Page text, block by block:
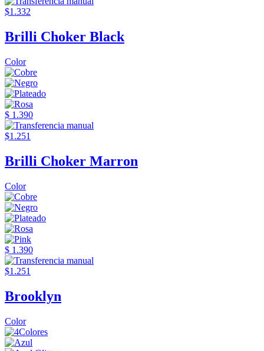
$1.332
Brilli Choker Black
Color
$ 1.390
$1.251
Brilli Choker Marron
Color
$ 1.390
$1.251
Brooklyn
Color